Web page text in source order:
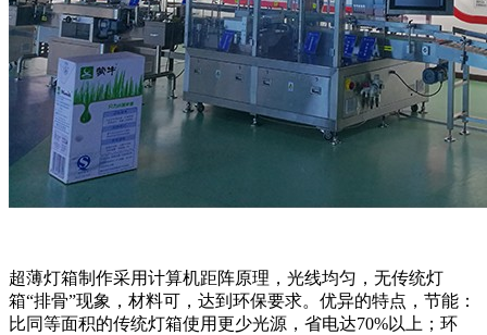
超薄灯箱制作采用计算机距阵原理，光线均匀，无传统灯
箱“排骨”现象，材料可，达到环保要求。优异的特点，节能：
比同等面积的传统灯箱使用更少光源，省电达70%以上；环